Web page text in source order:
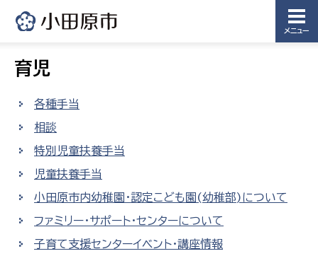
メニュー
育児
各種手当
相談
特別児童扶養手当
児童扶養手当
小田原市内幼稚園・認定こども園(幼稚部)について
ファミリー・サポート・センターについて
子育て支援センターイベント・講座情報